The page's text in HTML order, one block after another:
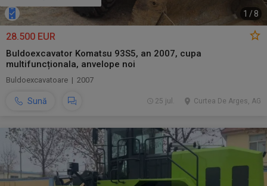
1 / 8
28.500 EUR
Buldoexcavator Komatsu 93S5, an 2007, cupa
multifuncționala, anvelope noi
Buldoexcavatoare | 2007
Sună Curtea De Arges, AG
25 jul.